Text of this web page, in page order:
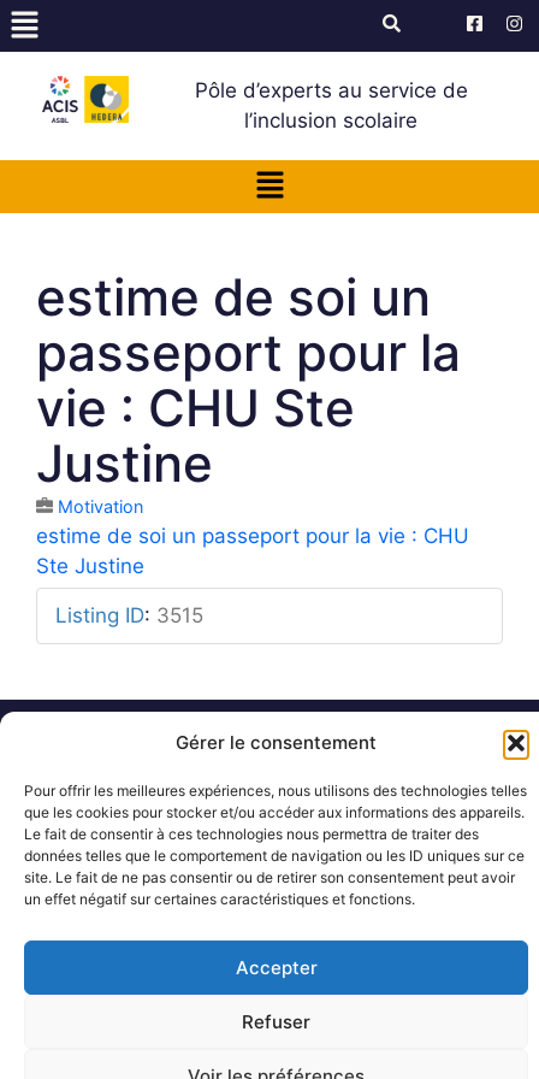
Gérer le consentement
Pour offrir les meilleures expériences, nous utilisons des technologies telles
que les cookies pour stocker et/ou accéder aux informations des appareils.
Le fait de consentir à ces technologies nous permettra de traiter des
données telles que le comportement de navigation ou les ID uniques sur ce
site. Le fait de ne pas consentir ou de retirer son consentement peut avoir
un effet négatif sur certaines caractéristiques et fonctions.
Accepter
Refuser
Pôle d’experts au service de
l’inclusion scolaire
estime de soi un
passeport pour la
vie : CHU Ste
Justine
Motivation
estime de soi un passeport pour la vie : CHU
Ste Justine
Listing ID: 3515
Tel: 0455 14 53 30
Numéro FASE : 11020
Plan du site
réservés